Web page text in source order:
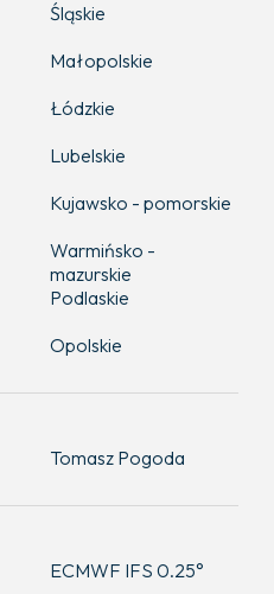
Śląskie
Małopolskie
Łódzkie
Lubelskie
Kujawsko - pomorskie
Warmińsko -
mazurskie
Podlaskie
Opolskie
Tomasz Pogoda
ECMWF IFS 0.25°